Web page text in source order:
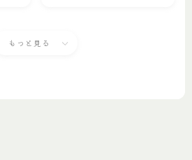
もっと見る